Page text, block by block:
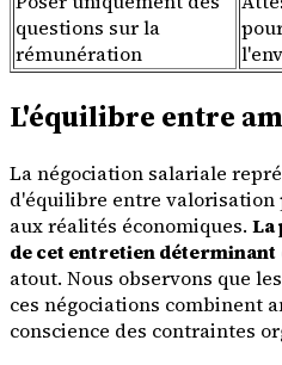
questions sur la
rémunération
L'équilibre entre
La négociation salariale
d'équilibre entre
aux réalités économiques. La
de cet entretien déterminant
atout. Nous observons que
ces négociations combinent
conscience des contraintes